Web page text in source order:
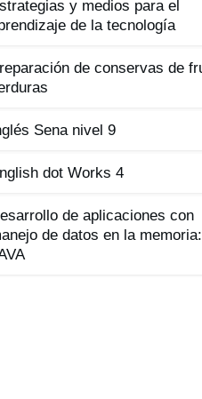
y medios para el
de la tecnología
de conservas de
Sena nivel 9
dot Works 4
de aplicaciones con
de datos en la memoria: